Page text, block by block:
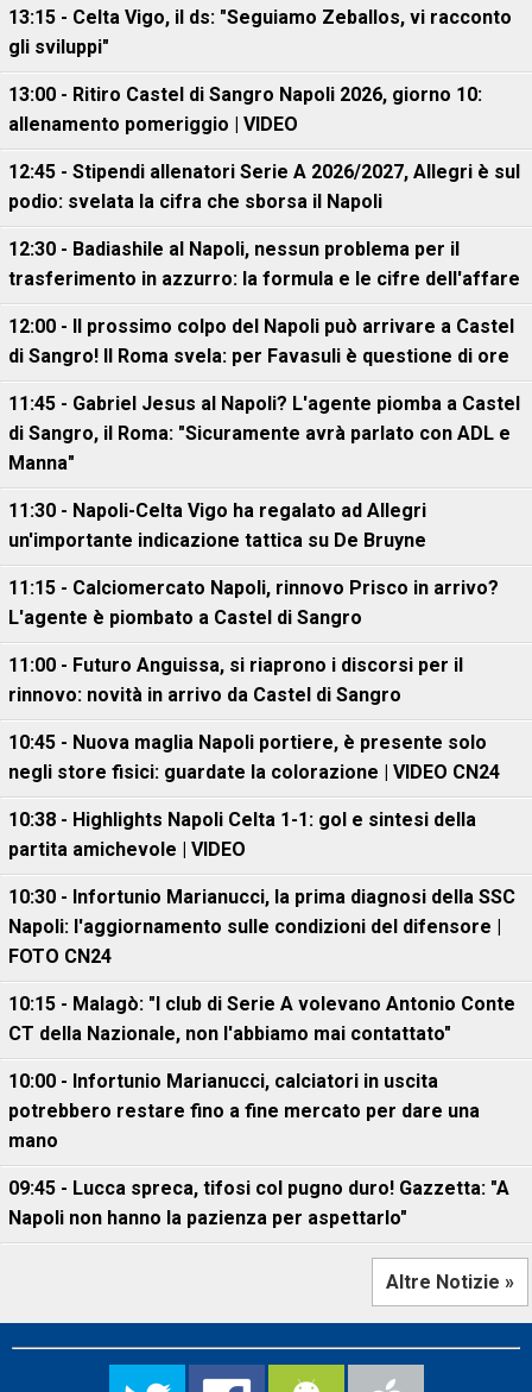
13:15 - Celta Vigo, il ds: "Seguiamo Zeballos, vi racconto
gli sviluppi"
13:00 - Ritiro Castel di Sangro Napoli 2026, giorno 10:
allenamento pomeriggio | VIDEO
12:45 - Stipendi allenatori Serie A 2026/2027, Allegri è sul
podio: svelata la cifra che sborsa il Napoli
12:30 - Badiashile al Napoli, nessun problema per il
trasferimento in azzurro: la formula e le cifre dell'affare
12:00 - Il prossimo colpo del Napoli può arrivare a Castel
di Sangro! Il Roma svela: per Favasuli è questione di ore
11:45 - Gabriel Jesus al Napoli? L'agente piomba a Castel
di Sangro, il Roma: "Sicuramente avrà parlato con ADL e
Manna"
11:30 - Napoli-Celta Vigo ha regalato ad Allegri
un'importante indicazione tattica su De Bruyne
11:15 - Calciomercato Napoli, rinnovo Prisco in arrivo?
L'agente è piombato a Castel di Sangro
11:00 - Futuro Anguissa, si riaprono i discorsi per il
rinnovo: novità in arrivo da Castel di Sangro
10:45 - Nuova maglia Napoli portiere, è presente solo
negli store fisici: guardate la colorazione | VIDEO CN24
10:38 - Highlights Napoli Celta 1-1: gol e sintesi della
partita amichevole | VIDEO
10:30 - Infortunio Marianucci, la prima diagnosi della SSC
Napoli: l'aggiornamento sulle condizioni del difensore |
FOTO CN24
10:15 - Malagò: "I club di Serie A volevano Antonio Conte
CT della Nazionale, non l'abbiamo mai contattato"
10:00 - Infortunio Marianucci, calciatori in uscita
potrebbero restare fino a fine mercato per dare una
mano
09:45 - Lucca spreca, tifosi col pugno duro! Gazzetta: "A
Napoli non hanno la pazienza per aspettarlo"
Altre Notizie »